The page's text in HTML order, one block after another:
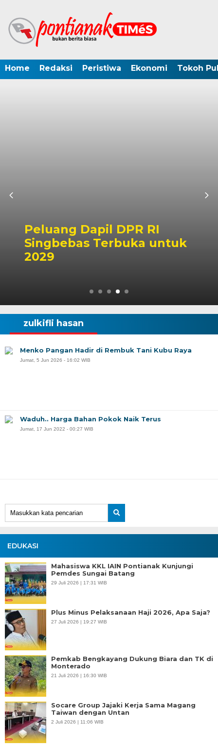
Home Redaksi Peristiwa Ekonomi Tokoh
Kontroversi Putusan
Korupsi Askiman, Final
atau Lanjut
EDUKASI
Mahasiswa KKL IAIN Pontianak Kunjungi
Pemdes Sungai Batang
29 Juli 2026 | 17:31 WIB
Plus Minus Pelaksanaan Haji 2026, Apa Saja?
27 Juli 2026 | 19:27 WIB
Pemkab Bengkayang Dukung Biara dan TK di
Monterado
21 Juli 2026 | 16:30 WIB
Socare Group Jajaki Kerja Sama Magang
Taiwan dengan Untan
2 Juli 2026 | 11:06 WIB
zulkifli hasan
Menko Pangan Hadir di Rembuk Tani Kubu Raya
Jumat, 5 Jun 2026 - 16:02 WIB
Waduh.. Harga Bahan Pokok Naik Terus
Jumat, 17 Jun 2022 - 00:27 WIB